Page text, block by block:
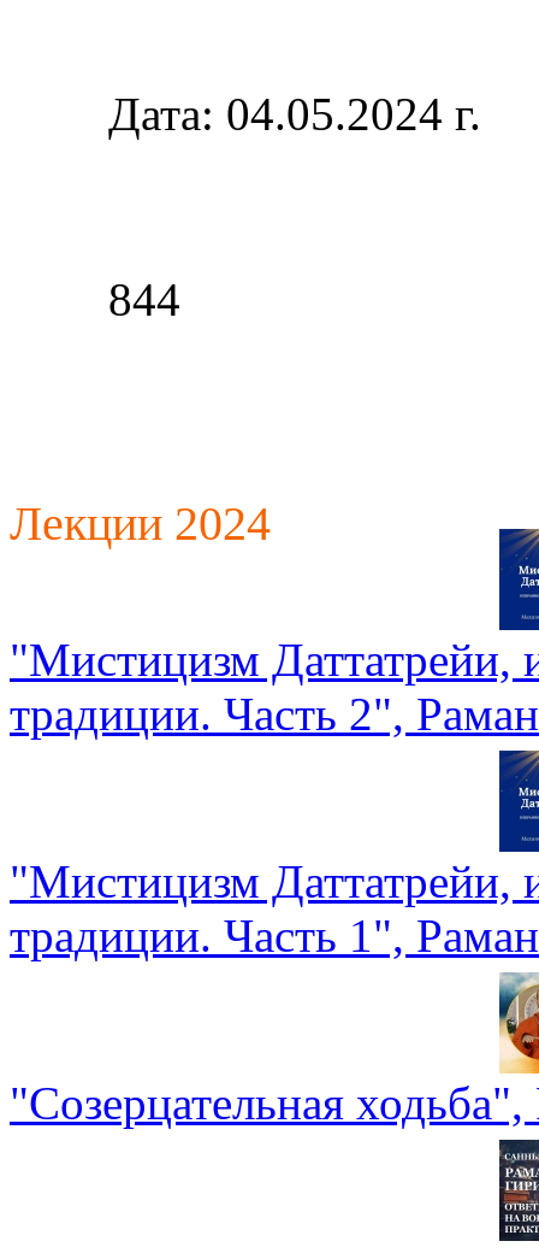
Дата: 04.05.2024 г.
844
Лекции 2024
"Мистицизм Даттатрейи,
традиции. Часть 2",
"Мистицизм Даттатрейи,
традиции. Часть 1",
"Созерцательная